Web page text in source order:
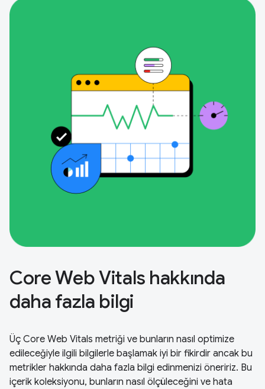
Core Web Vitals hakkında
daha fazla bilgi
Üç Core Web Vitals metriği ve bunların nasıl optimize
edileceğiyle ilgili bilgilerle başlamak iyi bir fikirdir ancak bu
metrikler hakkında daha fazla bilgi edinmenizi öneririz. Bu
içerik koleksiyonu, bunların nasıl ölçüleceğini ve hata